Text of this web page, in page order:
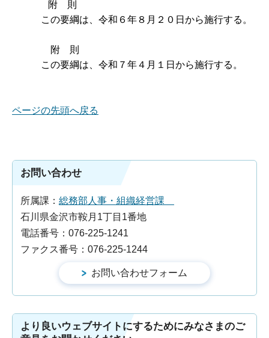
附 則
この要綱は、令和６年８月２０日から施行する。
附 則
この要綱は、令和７年４月１日から施行する。
ページの先頭へ戻る
お問い合わせ
所属課： 総務部人事・組織経営課
石川県金沢市鞍月1丁目1番地
電話番号：076-225-1241
ファクス番号：076-225-1244
より良いウェブサイトにするためにみなさまのご